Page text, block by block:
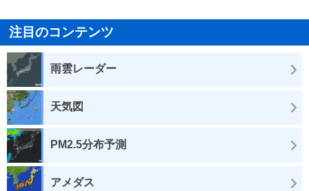
注目のコンテンツ
雨雲レーダー
天気図
PM2.5分布予測
アメダス